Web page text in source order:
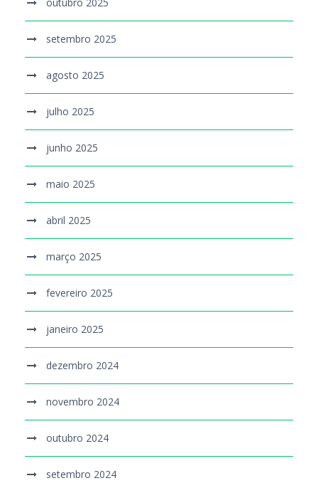
outubro 2025
setembro 2025
agosto 2025
julho 2025
junho 2025
maio 2025
abril 2025
março 2025
fevereiro 2025
janeiro 2025
dezembro 2024
novembro 2024
outubro 2024
setembro 2024